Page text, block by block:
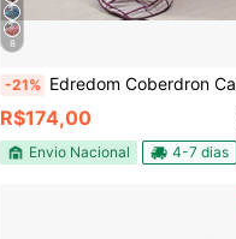
8
-21% Edredom Coberdron Casal Queen 400 Fios 3
R$174,00
Envio Nacional 4-7 dias